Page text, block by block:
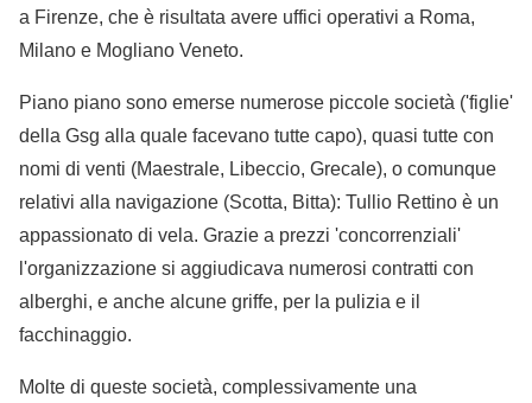
a Firenze, che è risultata avere uffici operativi a Roma,
Milano e Mogliano Veneto.
Piano piano sono emerse numerose piccole società ('figlie'
della Gsg alla quale facevano tutte capo), quasi tutte con
nomi di venti (Maestrale, Libeccio, Grecale), o comunque
relativi alla navigazione (Scotta, Bitta): Tullio Rettino è un
appassionato di vela. Grazie a prezzi 'concorrenziali'
l'organizzazione si aggiudicava numerosi contratti con
alberghi, e anche alcune griffe, per la pulizia e il
facchinaggio.
Molte di queste società, complessivamente una